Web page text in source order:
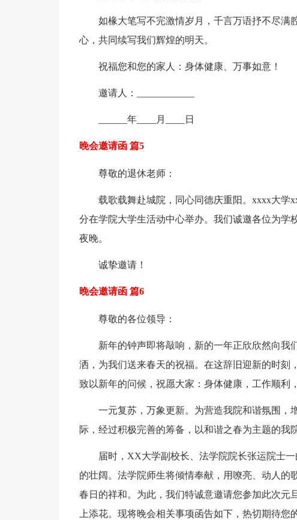
如椽大笔写不完激情岁月，千言万语抒不尽满
心，共同续写我们辉煌的明天。
祝福您和您的家人：身体健康、万事如意！
邀请人：____________
______年____月____日
晚会邀请函 篇5
尊敬的退休老师：
载歌载舞赴城院，同心同德庆重阳。xxxx大学
分在学院大学生活动中心举办。我们诚邀各位为学
夜晚。
诚挚邀请！
晚会邀请函 篇6
尊敬的各位领导：
新年的钟声即将敲响，新的一年正欣欣然向我
洒，为我们送来春天的祝福。在这辞旧迎新的时刻
致以新年的问候，祝愿大家：身体健康，工作顺利
一元复苏，万象更新。为营造我院和谐氛围，
际，经过积极完善的筹备，以和谐之春为主题的我
届时，XX大学副校长、法学院院长张运院士
的壮阔。法学院师生将倾情奉献，用嘹亮、动人
春日的祥和。为此，我们特诚意邀请您参加此次元
上添花。现将晚会相关事项函告如下，热切期待您